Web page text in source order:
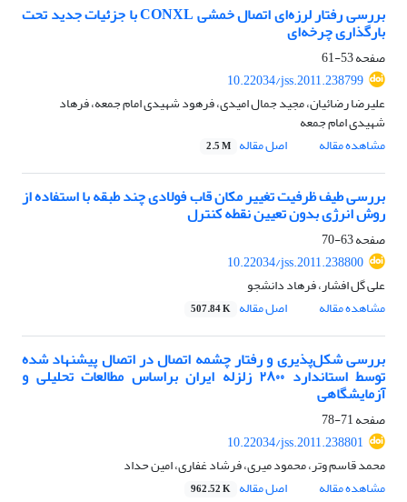
بررسی رفتار لرزه‌ای اتصال خمشی CONXL با جزئیات جدید تحت
بارگذاری چرخه‌ای
صفحه53-61
10.22034/jss.2011.238799
علیرضا رضائیان، مجید جمال امیدی، فرهود شهیدی امام جمعه، فرهاد
شهیدی امام جمعه
مشاهده مقاله
اصل مقاله 2.5 M
بررسی طیف ظرفیت تغییر مکان قاب فولادی چند طبقه با استفاده از
روش انرژی بدون تعیین نقطه کنترل
صفحه63-70
10.22034/jss.2011.238800
علی گل افشار، فرهاد دانشجو
مشاهده مقاله
اصل مقاله 507.84 K
بررسی شکل‌پذیری و رفتار چشمه اتصال در اتصال پیشنهاد شده
توسط استاندارد ۲۸۰۰ زلزله ایران براساس مطالعات تحلیلی و
آزمایشگاهی
صفحه71-78
10.22034/jss.2011.238801
محمد قاسم وتر، محمود میری، فرشاد غفاری، امین حداد
مشاهده مقاله
اصل مقاله 962.52 K